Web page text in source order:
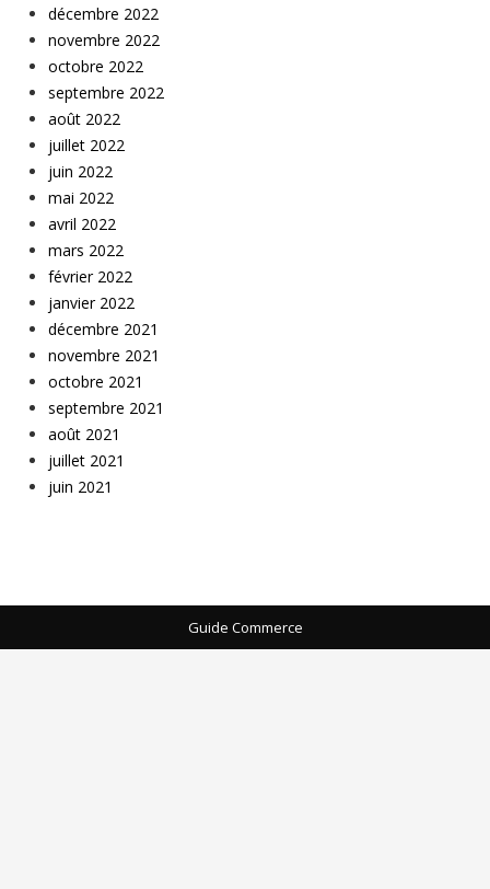
décembre 2022
novembre 2022
octobre 2022
septembre 2022
août 2022
juillet 2022
juin 2022
mai 2022
avril 2022
mars 2022
février 2022
janvier 2022
décembre 2021
novembre 2021
octobre 2021
septembre 2021
août 2021
juillet 2021
juin 2021
Guide Commerce